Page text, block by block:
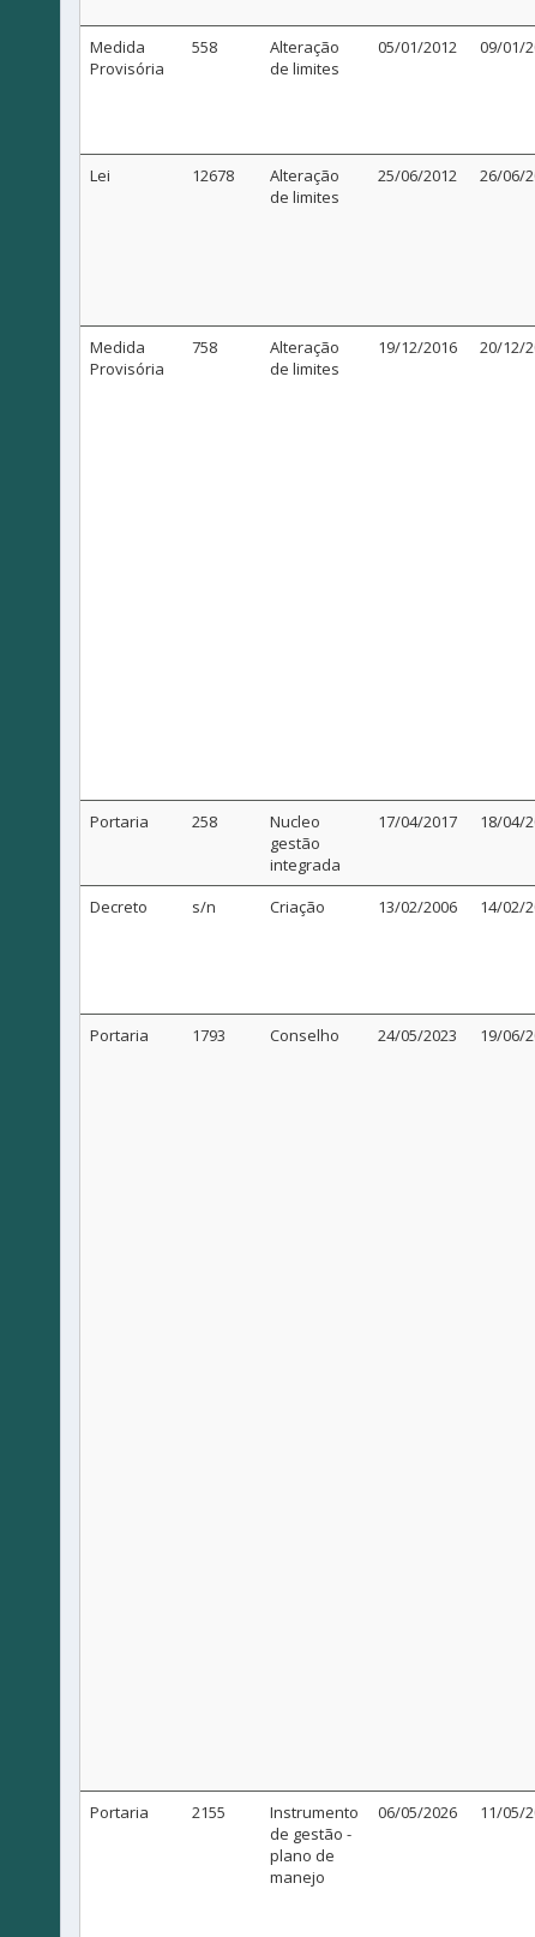
Medida
Provisória
558
Alteração
de limites
05/01/2012 09/01/
Lei
12678
Alteração
de limites
25/06/2012 26/06/
Medida
Provisória
758
Alteração
de limites
19/12/2016 20/12/
Portaria
258
Nucleo
gestão
integrada
17/04/2017 18/04/
Decreto s/n Criação 13/02/2006 14/02/
Portaria
1793 Conselho 24/05/2023 19/06/
Portaria 2155
Instrumento
de gestão -
plano de
manejo
06/05/2026 11/05/